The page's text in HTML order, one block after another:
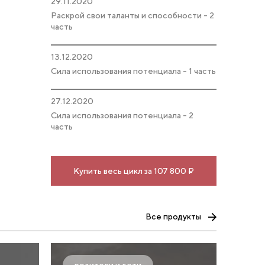
Раскрой свои таланты и способности - 2
часть
13.12.2020
Сила использования потенциала - 1 часть
27.12.2020
Сила использования потенциала - 2
часть
Купить весь цикл за 107 800 ₽
Все продукты